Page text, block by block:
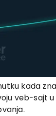
kada
veb-sajt